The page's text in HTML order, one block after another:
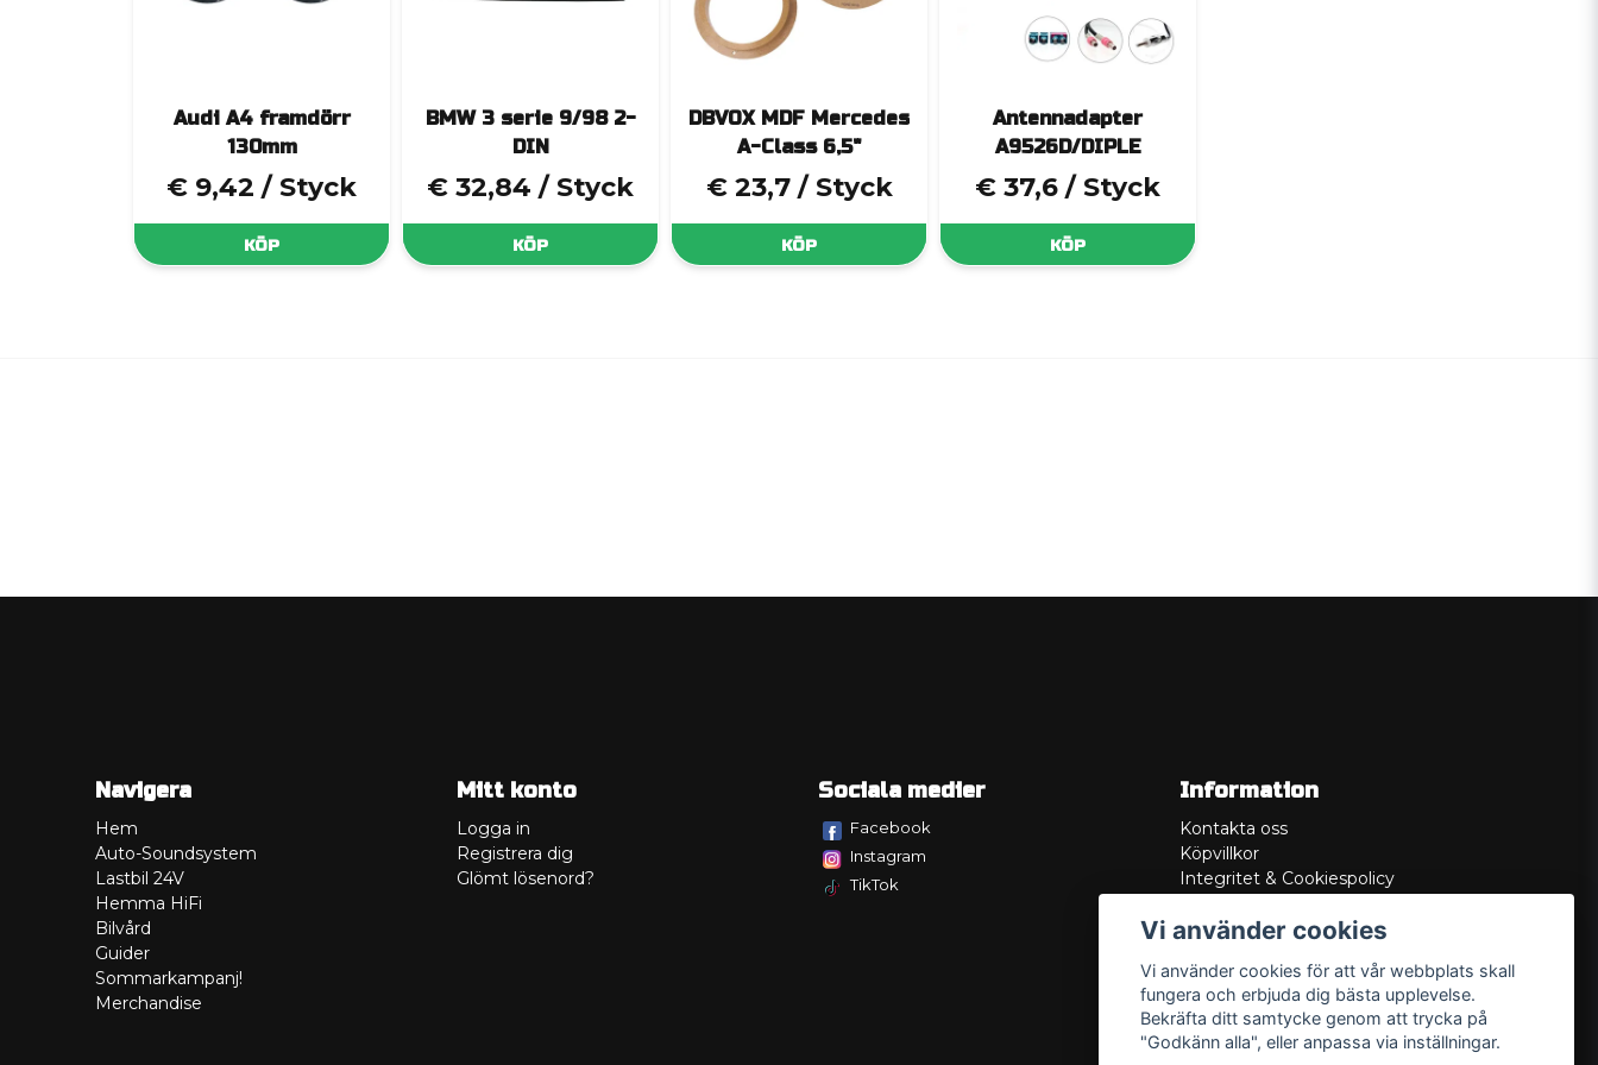
Audi A4 framdörr
130mm
€ 9,42 / Styck
KÖP
BMW 3 serie 9/98 2-
DIN
€ 32,84 / Styck
KÖP
DBVOX MDF Mercedes
A-Class 6,5"
€ 23,7 / Styck
KÖP
Antennadapter
A9526D/DIPLE
€ 37,6 / Styck
KÖP
Navigera
Hem
Auto-Soundsystem
Lastbil 24V
Hemma HiFi
Bilvård
Guider
Sommarkampanj!
Merchandise
Mitt konto
Logga in
Registrera dig
Glömt lösenord?
Sociala medier
Facebook
Instagram
TikTok
Information
Kontakta oss
Köpvillkor
Integritet & Cookiespolicy
Service/Garanti
Lådritning
Om oss
Vi använder cookies
Vi använder cookies för att vår webbplats skall
fungera och erbjuda dig bästa upplevelse.
Bekräfta ditt samtycke genom att trycka på
"Godkänn alla", eller anpassa via inställningar.